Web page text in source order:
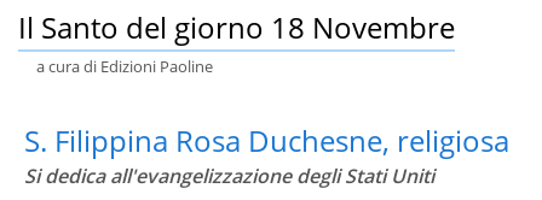
Il Santo del giorno 18 Novembre
a cura di Edizioni Paoline
S. Filippina Rosa Duchesne, religiosa
Si dedica all'evangelizzazione degli Stati Uniti